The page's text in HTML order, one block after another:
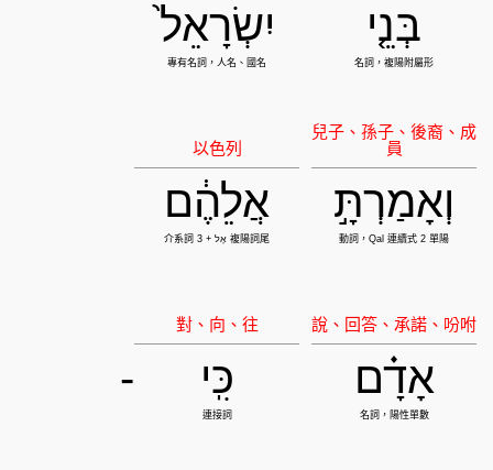
בְּנֵ֤י יִשְׂרָאֵל֙
וְאָמַרְתָּ֣ אֲלֵהֶ֔ם
אָדָ֗ם כִּֽי -